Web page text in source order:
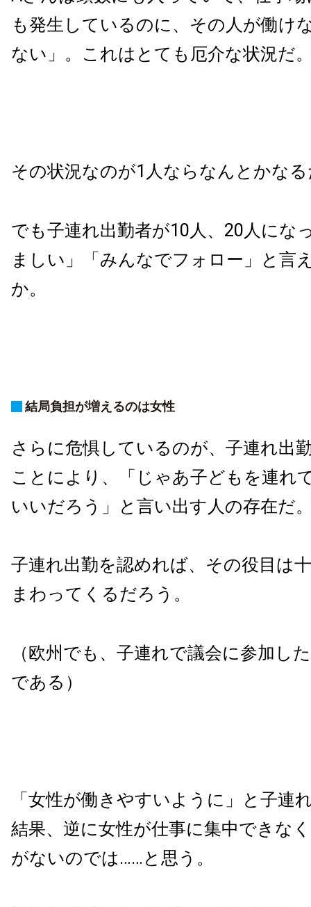
も発生しているのに、その人が働け
ない」。これはとても厄介な状況だ
その状況なのが1人ならなんとかな
でも子連れ出勤者が10人、20人にな
ましい」「みんなでフォロー」と言
か。
結局負担が増えるのは女性
さらに危惧しているのが、子連れ出
ことにより、「じゃあ子どもを連れ
いいだろう」と言い出す人の存在だ
子連れ出勤を認めれば、その役目は
まわってくるだろう。
（欧州でも、子連れで議会に参加し
である）
「女性が働きやすいように」と子連
結果、逆に女性が仕事に集中できな
がないのでは……と思う。